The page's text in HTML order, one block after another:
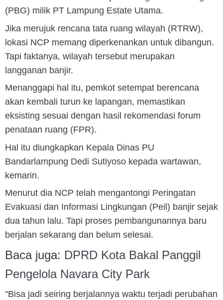
(PBG) milik PT Lampung Estate Utama.
Jika merujuk rencana tata ruang wilayah (RTRW),
lokasi NCP memang diperkenankan untuk dibangun.
Tapi faktanya, wilayah tersebut merupakan
langganan banjir.
Menanggapi hal itu, pemkot setempat berencana
akan kembali turun ke lapangan, memastikan
eksisting sesuai dengan hasil rekomendasi forum
penataan ruang (FPR).
Hal itu diungkapkan Kepala Dinas PU
Bandarlampung Dedi Sutiyoso kepada wartawan,
kemarin.
Menurut dia NCP telah mengantongi Peringatan
Evakuasi dan Informasi Lingkungan (Peil) banjir sejak
dua tahun lalu. Tapi proses pembangunannya baru
berjalan sekarang dan belum selesai.
Baca juga: DPRD Kota Bakal Panggil
Pengelola Navara City Park
"Bisa jadi seiring berjalannya waktu terjadi perubahan